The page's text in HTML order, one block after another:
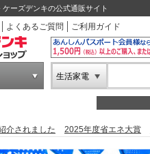
ーズデンキの公式通販サイト
よくあるご質問 ご利用ガイド
生活家電
介されました 2025年度省エネ大賞